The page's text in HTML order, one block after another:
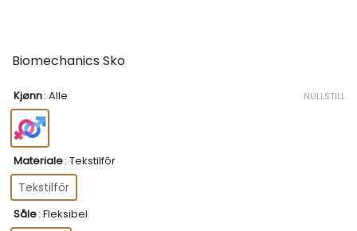
Biomechanics Sko
Kjønn: Alle
Materiale: Tekstilfôr
Tekstilfôr
Såle: Fleksibel
NULLSTILL